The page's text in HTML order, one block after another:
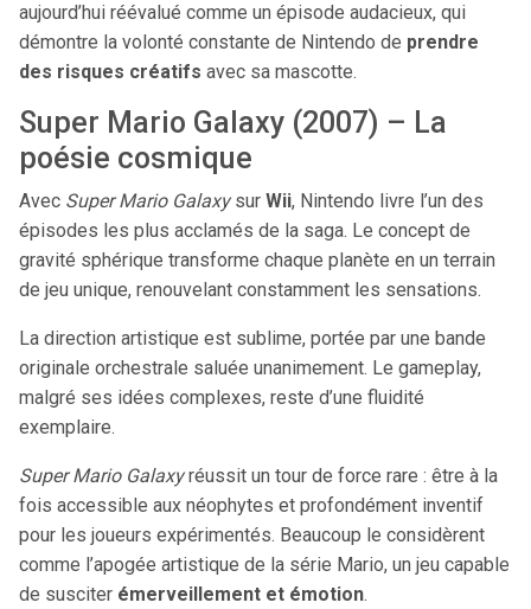
aujourd’hui réévalué comme un épisode audacieux, qui
démontre la volonté constante de Nintendo de prendre
des risques créatifs avec sa mascotte.
Super Mario Galaxy (2007) – La
poésie cosmique
Avec Super Mario Galaxysur Wii, Nintendo livre l’un des
épisodes les plus acclamés de la saga. Le concept de
gravité sphérique transforme chaque planète en un terrain
de jeu unique, renouvelant constamment les sensations.
La direction artistique est sublime, portée par une bande
originale orchestrale saluée unanimement. Le gameplay,
malgré ses idées complexes, reste d’une fluidité
exemplaire.
Super Mario Galaxyréussit un tour de force rare : être à la
fois accessible aux néophytes et profondément inventif
pour les joueurs expérimentés. Beaucoup le considèrent
comme l’apogée artistique de la série Mario, un jeu capable
de susciter émerveillement et émotion.